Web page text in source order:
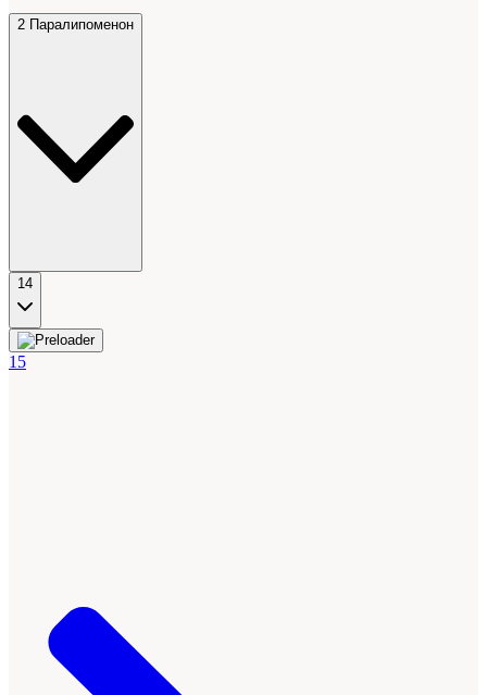
2 Паралипоменон
14
15